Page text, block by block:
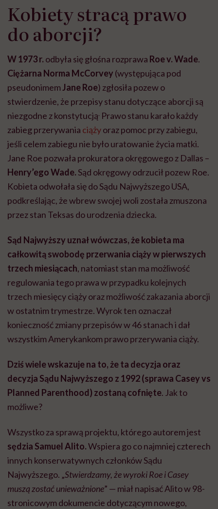
Kobiety stracą prawo
do aborcji?
W 1973 r. odbyła się głośna rozprawa Roe v. Wade.
Ciężarna Norma McCorvey (występująca pod
pseudonimemJane Roe) zgłosiła pozew o
stwierdzenie, że przepisy stanu dotyczące aborcji są
niezgodne z konstytucją. Prawo stanu karało każdy
zabieg przerywania ciążyoraz pomoc przy zabiegu,
jeśli celem zabiegu nie było uratowanie życia matki.
Jane Roe pozwała prokuratora okręgowego z Dallas –
Henry’ego Wade.Sąd okręgowy odrzucił pozew Roe.
Kobieta odwołała się do Sądu Najwyższego USA,
podkreślając, że wbrew swojej woli została zmuszona
przez stan Teksas do urodzenia dziecka.
Sąd Najwyższy uznał wówczas, że kobieta ma
całkowitą swobodę przerwania ciąży w pierwszych
trzech miesiącach, natomiast stan ma możliwość
regulowania tego prawa w przypadku kolejnych
trzech miesięcy ciąży oraz możliwość zakazania aborcji
w ostatnim trymestrze. Wyrok ten oznaczał
konieczność zmiany przepisów w 46 stanach i dał
wszystkim Amerykankom prawo przerywania ciąży.
Dziś wiele wskazuje na to, że ta decyzja oraz
decyzja Sądu Najwyższego z 1992 (sprawa Casey vs
Planned Parenthood) zostaną cofnięte. Jak to
możliwe?
Wszystko za sprawą projektu, którego autorem jest
sędzia Samuel Alito.Wspiera go co najmniej czterech
innych konserwatywnych członków Sądu
Najwyższego. „Stwierdzamy, że wyroki Roe i Casey
muszą zostać unieważnione” — miał napisać Alito w 98-
stronicowym dokumencie dotyczącym nowego,